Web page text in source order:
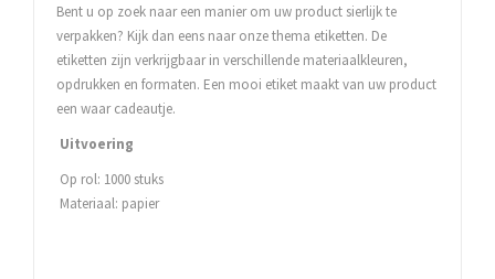
Bent u op zoek naar een manier om uw product sierlijk te
verpakken? Kijk dan eens naar onze thema etiketten. De
etiketten zijn verkrijgbaar in verschillende materiaalkleuren,
opdrukken en formaten. Een mooi etiket maakt van uw product
een waar cadeautje.
Uitvoering
Op rol: 1000 stuks
Materiaal: papier